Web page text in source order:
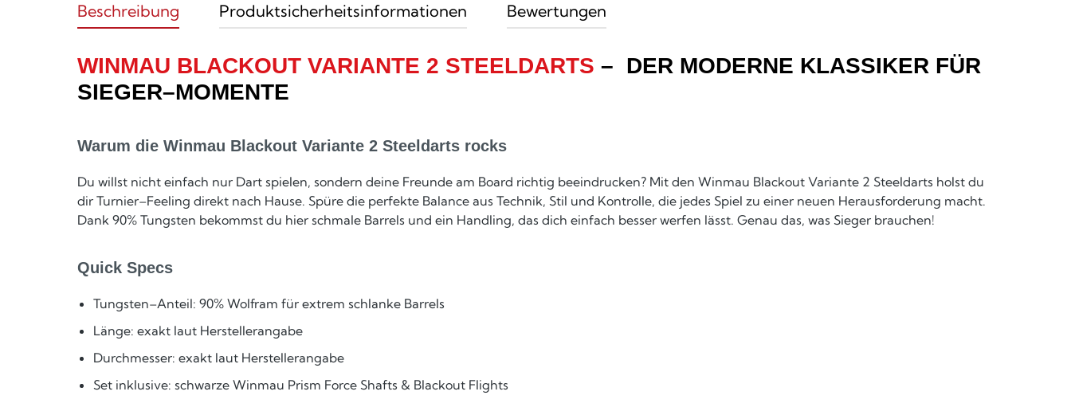
Beschreibung Produktsicherheitsinformationen Bewertungen
WINMAU BLACKOUT VARIANTE 2 STEELDARTS – DER MODERNE KLASSIKER FÜR
SIEGER–MOMENTE
Warum die Winmau Blackout Variante 2 Steeldarts rocks
Du willst nicht einfach nur Dart spielen, sondern deine Freunde am Board richtig beeindrucken? Mit den Winmau Blackout Variante 2 Steeldarts holst du
dir Turnier–Feeling direkt nach Hause. Spüre die perfekte Balance aus Technik, Stil und Kontrolle, die jedes Spiel zu einer neuen Herausforderung macht.
Dank 90% Tungsten bekommst du hier schmale Barrels und ein Handling, das dich einfach besser werfen lässt. Genau das, was Sieger brauchen!
Quick Specs
Tungsten–Anteil: 90% Wolfram für extrem schlanke Barrels
Länge: exakt laut Herstellerangabe
Durchmesser: exakt laut Herstellerangabe
Set inklusive: schwarze Winmau Prism Force Shafts & Blackout Flights